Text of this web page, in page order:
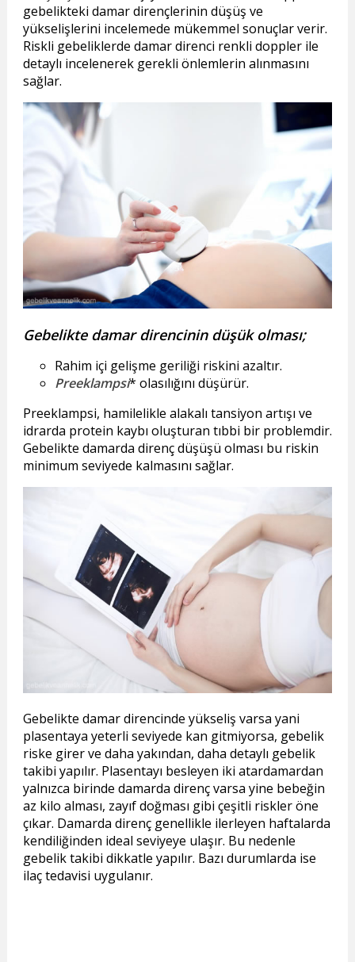
gebelikteki damar dirençlerinin düşüş ve
yükselişlerini incelemede mükemmel sonuçlar verir.
Riskli gebeliklerde damar direnci renkli doppler ile
detaylı incelenerek gerekli önlemlerin alınmasını
sağlar.
Gebelikte damar direncinin düşük olması;
Rahim içi gelişme geriliği riskini azaltır.
Preeklampsi* olasılığını düşürür.
Preeklampsi, hamilelikle alakalı tansiyon artışı ve
idrarda protein kaybı oluşturan tıbbi bir problemdir.
Gebelikte damarda direnç düşüşü olması bu riskin
minimum seviyede kalmasını sağlar.
Gebelikte damar direncinde yükseliş varsa yani
plasentaya yeterli seviyede kan gitmiyorsa, gebelik
riske girer ve daha yakından, daha detaylı gebelik
takibi yapılır. Plasentayı besleyen iki atardamardan
yalnızca birinde damarda direnç varsa yine bebeğin
az kilo alması, zayıf doğması gibi çeşitli riskler öne
çıkar. Damarda direnç genellikle ilerleyen haftalarda
kendiliğinden ideal seviyeye ulaşır. Bu nedenle
gebelik takibi dikkatle yapılır. Bazı durumlarda ise
ilaç tedavisi uygulanır.